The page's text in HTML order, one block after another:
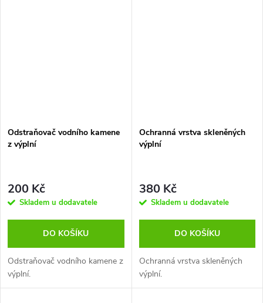
Odstraňovač vodního kamene
z výplní
200 Kč
Skladem u dodavatele
DO KOŠÍKU
Odstraňovač vodního kamene z
výplní.
Ochranná vrstva skleněných
výplní
380 Kč
Skladem u dodavatele
DO KOŠÍKU
Ochranná vrstva skleněných
výplní.